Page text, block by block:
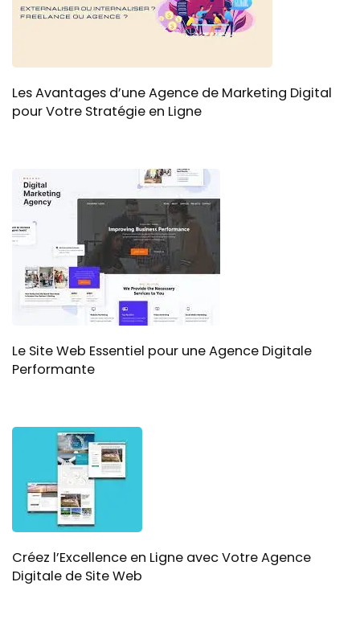
Les Avantages d’une Agence de Marketing Digital
pour Votre Stratégie en Ligne
Le Site Web Essentiel pour une Agence Digitale
Performante
Créez l’Excellence en Ligne avec Votre Agence
Digitale de Site Web